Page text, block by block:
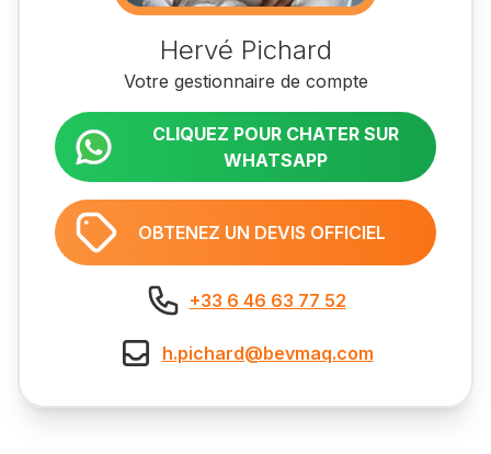
Hervé Pichard
Votre gestionnaire de compte
CLIQUEZ POUR CHATER SUR
WHATSAPP
OBTENEZ UN DEVIS OFFICIEL
+33 6 46 63 77 52
h.pichard@bevmaq.com